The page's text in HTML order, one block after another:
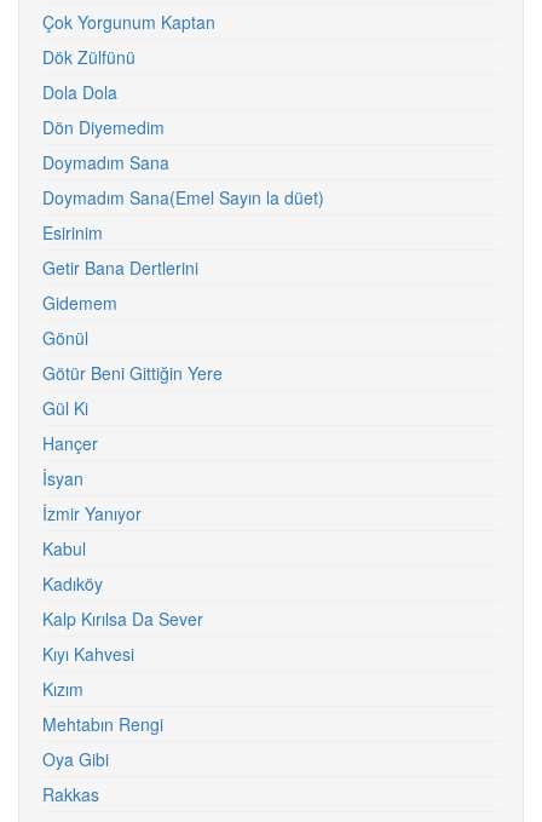
Çok Yorgunum Kaptan
Dök Zülfünü
Dola Dola
Dön Diyemedim
Doymadım Sana
Doymadım Sana(Emel Sayın la düet)
Esirinim
Getir Bana Dertlerini
Gidemem
Gönül
Götür Beni Gittiğin Yere
Gül Ki
Hançer
İsyan
İzmir Yanıyor
Kabul
Kadıköy
Kalp Kırılsa Da Sever
Kıyı Kahvesi
Kızım
Mehtabın Rengi
Oya Gibi
Rakkas